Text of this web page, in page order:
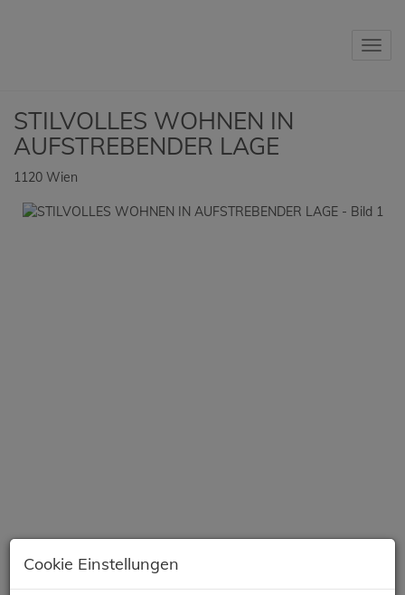
STILVOLLES WOHNEN IN
AUFSTREBENDER LAGE
1120 Wien
Cookie Einstellungen